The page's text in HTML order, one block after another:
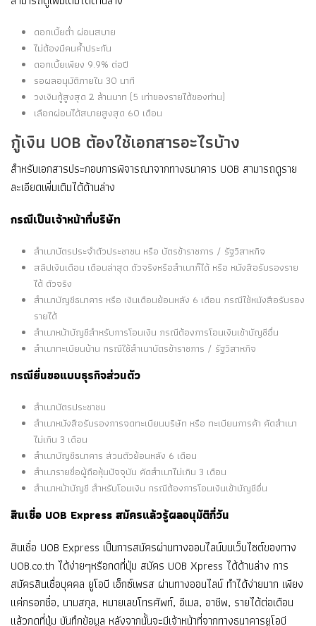
ดอกเบี้ยต่ำ ผ่อนสบาย
ไม่ต้องมีคนค้ำประกัน
ดอกเบี้ยเพียง 9.9% ต่อปี
รอผลอนุมัติภายใน 30 นาที
วงเงินกู้สูงสุด 2 ล้านบาท (5 เท่าของรายได้ของท่าน)
เลือกผ่อนได้สบายสูงสุด 60 เดือน
กู้เงิน UOB ต้องใช้เอกสารอะไรบ้าง
สำหรับเอกสารประกอบการพิจารณาจากทางธนาคาร UOB สามารถดูราย
ละเอียดเพิ่มเติมได้ด้านล่าง
กรณีเป็นเจ้าหน้าที่บริษัท
สำเนาบัตรประจำตัวประชาชน หรือ บัตรข้าราชการ / รัฐวิสาหกิจ
สลิปเงินเดือน เดือนล่าสุด ตัวจริงหรือสำเนาก็ได้ หรือ หนังสือรับรองราย
ได้ ตัวจริง
สำเนาบัญชีธนาคาร หรือ เงินเดือนย้อนหลัง 6 เดือน กรณีใช้หนังสือรับรอง
รายได้
สำเนาหน้าบัญชีสำหรับการโอนเงิน กรณีต้องการโอนเงินเข้าบัญชีอื่น
สำเนาทะเบียนบ้าน กรณีใช้สำเนาบัตรข้าราชการ / รัฐวิสาหกิจ
กรณียื่นขอแบบธุรกิจส่วนตัว
สำเนาบัตรประชาชน
สำเนาหนังสือรับรองการจดทะเบียนบริษัท หรือ ทะเบียนการค้า คัดสำเนา
ไม่เกิน 3 เดือน
สำเนาบัญชีธนาคาร ส่วนตัวย้อนหลัง 6 เดือน
สำเนารายชื่อผู้ถือหุ้นปัจจุบัน คัดสำเนาไม่เกิน 3 เดือน
สำเนาหน้าบัญชี สำหรับโอนเงิน กรณีต้องการโอนเงินเข้าบัญชีอื่น
สินเชื่อ UOB Express สมัครแล้วรู้ผลอนุมัติกี่วัน
สินเชื่อ UOB Express เป็นการสมัครผ่านทางออนไลน์บนเว็บไซต์ของทาง
UOB.co.th ได้ง่ายๆหรือกดที่ปุ่ม สมัคร UOB Xpress ได้ด้านล่าง การ
สมัครสินเชื่อบุคคล ยูโอบี เอ็กซ์เพรส ผ่านทางออนไลน์ ทำได้ง่ายมาก เพียง
แค่กรอกชื่อ, นามสกุล, หมายเลขโทรศัพท์, อีเมล, อาชีพ, รายได้ต่อเดือน
แล้วกดที่ปุ่ม บันทึกข้อมูล หลังจากนั้นจะมีเจ้าหน้าที่จากทางธนาคารยูโอบี